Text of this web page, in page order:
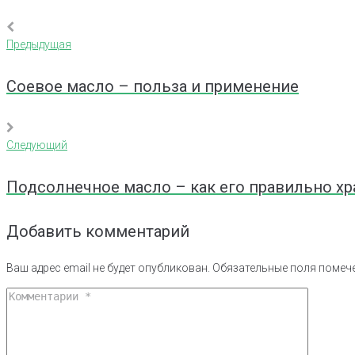
Навигация
по
записям
Предыдущая
Предыдущая
Соевое масло – польза и применение
Следующий
Следующий
Подсолнечное масло – как его правильно
Добавить комментарий
Ваш адрес email не будет опубликован. Обязательные поля